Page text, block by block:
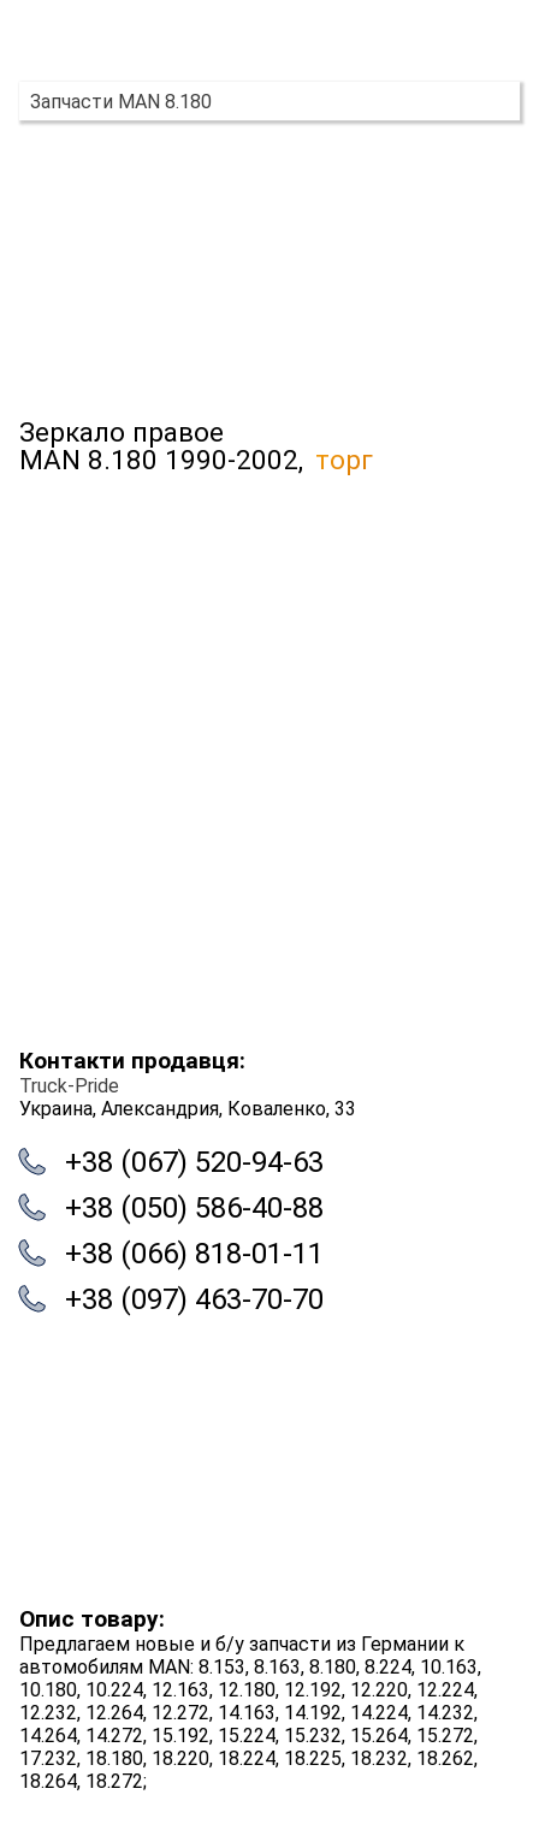
Запчасти MAN 8.180
Зеркало правое
MAN 8.180 1990-2002, торг
Контакти продавця:
Truck-Pride
Украина, Александрия, Коваленко, 33
+38 (067) 520-94-63
+38 (050) 586-40-88
+38 (066) 818-01-11
+38 (097) 463-70-70
Опис товару:
Предлагаем новые и б/у запчасти из Германии к
автомобилям MAN: 8.153, 8.163, 8.180, 8.224, 10.163,
10.180, 10.224, 12.163, 12.180, 12.192, 12.220, 12.224,
12.232, 12.264, 12.272, 14.163, 14.192, 14.224, 14.232,
14.264, 14.272, 15.192, 15.224, 15.232, 15.264, 15.272,
17.232, 18.180, 18.220, 18.224, 18.225, 18.232, 18.262,
18.264, 18.272;